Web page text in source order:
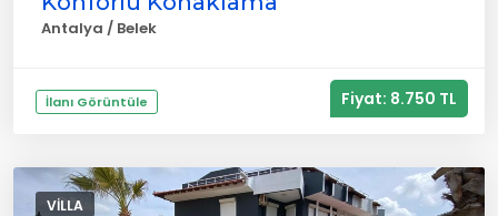
Antalya / Belek
İlanı Görüntüle Fiyat: 8.750 TL
VILLA